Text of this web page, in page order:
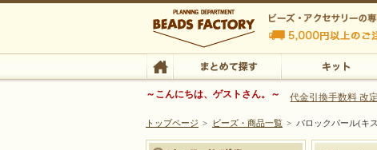
ビーズファクトリー ビーズ・パーツ・金具など・ア
ビーズ・アクセサリーの
ビーズ・アクセサリーの専門店 ビーズファクトリー
～こんにちは、ゲストさん。～ 代金引換手数料 改
トップページ > ビーズ・商品一覧 > バロックパール(キ